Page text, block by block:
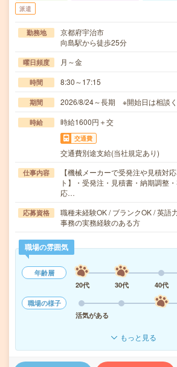
派遣
勤務地
京都府宇治市
向島駅から徒歩25分
曜日頻度 月～金
時間 8:30～17:15
期間 2026/8/24～長期 ※開始日は相談
時給 時給1600円＋交
交通費
交通費別途支給(当社規定あり)
仕事内容
【機械メーカーで受発注や見積対
ト】・受発注・見積書・納期調整
応…
応募資格
職種未経験OK / ブランクOK / 英語
事務の実務経験のある方
職場の雰囲気
年齢層
20代
30代 40代
職場の様子
活気がある
もっと見る